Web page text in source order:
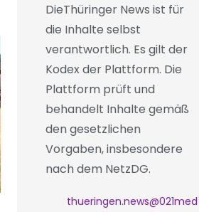
DieThüringer News ist für
die Inhalte selbst
verantwortlich. Es gilt der
Kodex der Plattform. Die
Plattform prüft und
behandelt Inhalte gemäß
den gesetzlichen
Vorgaben, insbesondere
nach dem NetzDG.
thueringen.news@021med